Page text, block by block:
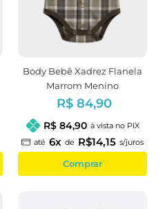
Body Bebê Xadrez Flanela
Marrom Menino
R$ 84,90
R$ 84,90 à vista no PIX
até 6x de R$14,15 s/juros
Comprar